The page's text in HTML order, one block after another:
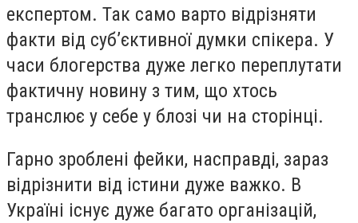
експертом. Так само варто відрізняти
факти від суб’єктивної думки спікера. У
часи блогерства дуже легко переплутати
фактичну новину з тим, що хтось
транслює у себе у блозі чи на сторінці.
Гарно зроблені фейки, насправді, зараз
відрізнити від істини дуже важко. В
Україні існує дуже багато організацій,